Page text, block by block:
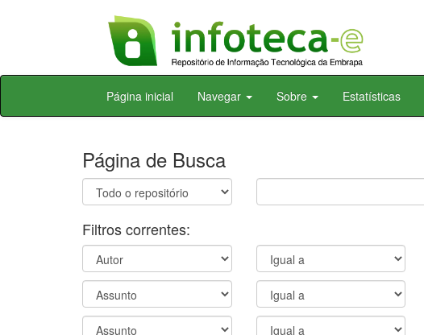
Skip
Página inicial Navegar Sobre Estatísticas
Página de Busca
Filtros correntes: